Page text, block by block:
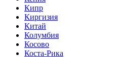
Кипр
Киргизия
Китай
Колумбия
Косово
Коста-Рика